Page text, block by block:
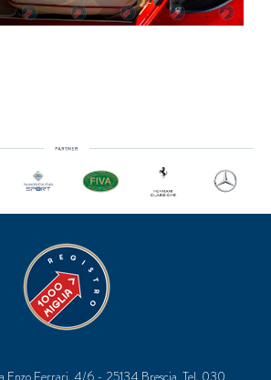
Enzo Ferrari, 4/6 - 25134 Brescia, Tel. 030